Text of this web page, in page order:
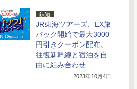
鉄道
JR東海ツアーズ、EX旅
パック開始で最大3000
円引きクーポン配布。
往復新幹線と宿泊を自
由に組み合わせ
2023年10月4日